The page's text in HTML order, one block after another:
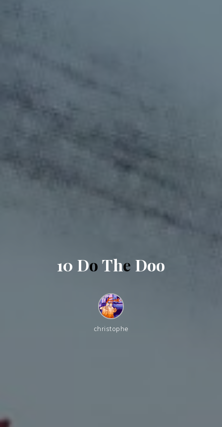
10 Do The Doo
christophe